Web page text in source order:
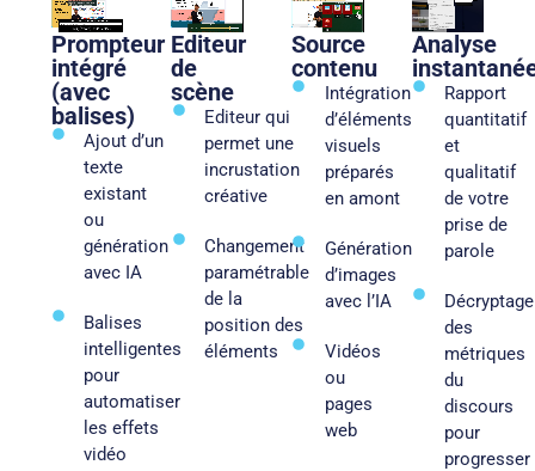
Prompteur
intégré
(avec
balises)​
Ajout d’un
texte
existant
ou
génération
avec IA
Balises
intelligentes
pour
automatiser
les effets
vidéo​
Editeur
de
scène
Editeur qui
permet une
incrustation
créative​
Changement
paramétrable
de la
position des
éléments​
Source
contenu
Intégration
d’éléments
visuels
préparés
en amont​
Génération
d’images
avec l’IA ​ ​
Vidéos
ou
pages
web​ ​
Analyse
Rapport
quantitatif
et
qualitatif
de votre
prise de
parole
Décryptage
des
métriques
du
discours
pour
progresser